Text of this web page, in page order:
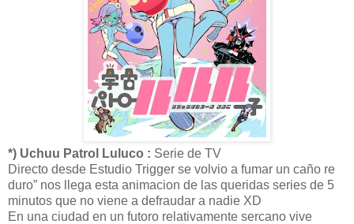
*) Uchuu Patrol Luluco : Serie de TV
Directo desde Estudio Trigger se volvio a fumar un caño re
duro” nos llega esta animacion de las queridas series de 5
minutos que no viene a defraudar a nadie XD
En una ciudad en un futoro relativamente sercano vive